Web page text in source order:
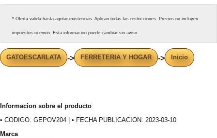
* Oferta valida hasta agotar existencias. Aplican todas las restricciones. Precios no incluyen
impuestos ni envio. Esta informacion puede cambiar sin aviso.
GATOESCARLATA -> FERRETERIA Y HOGAR -> Inicio
Informacion sobre el producto
• CODIGO: GEPOV204 | • FECHA PUBLICACION: 2023-03-10
Marca